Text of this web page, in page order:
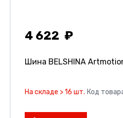
4 622
Шина BELSHINA
На складе > 16 шт. Код